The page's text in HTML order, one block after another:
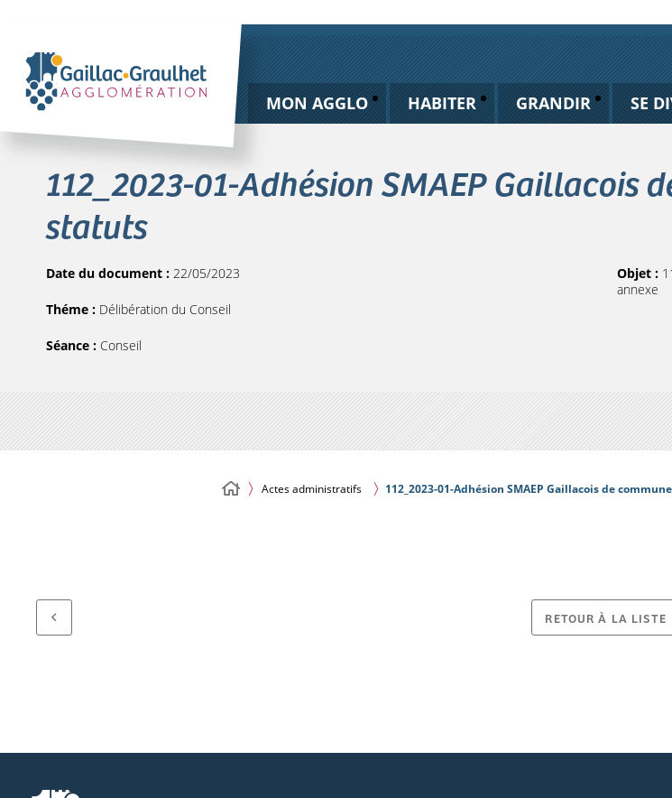
MON AGGLO HABITER GRANDIR SE
112_2023-01-Adhésion SMAEP Gaillacois
statuts
Date du document : 22/05/2023
Théme : Délibération du Conseil
Séance : Conseil
Objet :
annexe
Actes administratifs 112_2023-01-Adhésion SMAEP Gaillacois de
RETOUR À LA LISTE